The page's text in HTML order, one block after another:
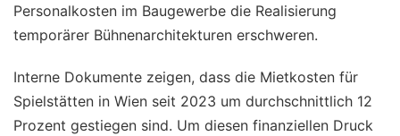
Personalkosten im Baugewerbe die Realisierung
temporärer Bühnenarchitekturen erschweren.
Interne Dokumente zeigen, dass die Mietkosten für
Spielstätten in Wien seit 2023 um durchschnittlich 12
Prozent gestiegen sind. Um diesen finanziellen Druck